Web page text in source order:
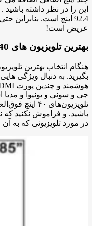
92.4 اینچ است. بنابراین
عریض است!
بهترین تلویزیون های 40 اینچ
بگیرید. به دنبال ویژگی
جی و سونی و یونیوا و
باشید. و فراموش نکنید که
در مورد تلویزیونی که به